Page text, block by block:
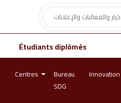
Étudiants diplômés
Centres
Bureau
SDG
Innovation